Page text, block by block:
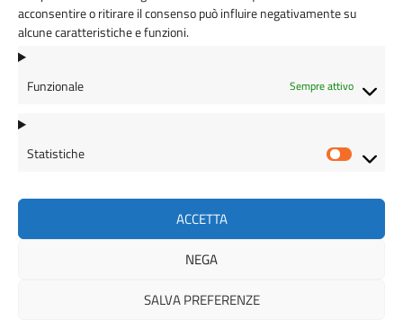
acconsentire o ritirare il consenso può influire negativamente su
alcune caratteristiche e funzioni.
Funzionale Sempre attivo
Statistiche
ACCETTA
NEGA
SALVA PREFERENZE
Cod. Univoco
UFAWXD
AMMINISTRAZIONE TRASPARENTE
URP
© 2026 ORDINE DEGLI INGEGNERI DELLA PROVINCIA DI BIELLA |